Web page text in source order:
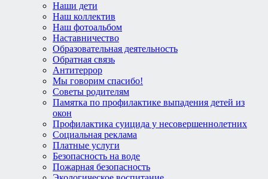
Наши дети
Наш коллектив
Наш фотоальбом
Наставничество
Образовательная деятельность
Обратная связь
Антитеррор
Мы говорим спасибо!
Советы родителям
Памятка по профилактике выпадения детей из
окон
Профилактика суицида у несовершеннолетних
Социальная реклама
Платные услуги
Безопасность на воде
Пожарная безопасность